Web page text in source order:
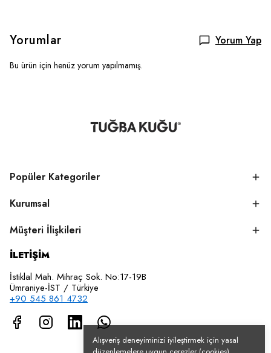
Alışveriş deneyiminizi iyileştirmek için yasal
Yorumlar Yorum Yap
Bu ürün için henüz yorum yapılmamış.
Popüler Kategoriler
Kurumsal
Müşteri İlişkileri
İLETİŞİM
İstiklal Mah. Mihraç Sok. No:17-19B
Ümraniye-İST / Türkiye
+90 545 861 4732